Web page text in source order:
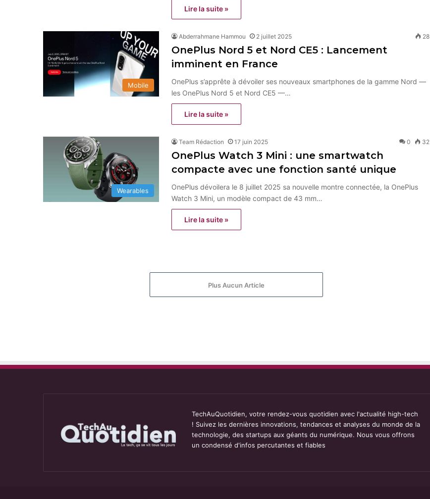
Lire la suite »
Mobile
Abderrahmane Hammou 2 juillet 2025 28
OnePlus Nord 5 et Nord CE5 : Lancement
imminent en France
OnePlus s’apprête à dévoiler ses nouveaux smartphones de la gamme Nord —
les OnePlus Nord 5 et Nord CE5 —…
Lire la suite »
Wearables
Team Rédaction 17 juin 2025 0 32
OnePlus Watch 3 Mini : une smartwatch
compacte avec une fonction santé unique
OnePlus dévoilera le 8 juillet 2025 sa nouvelle montre connectée, la OnePlus
Watch 3 Mini, un modèle compact de 43 mm…
Lire la suite »
Plus Aucun Article
TechAuQuotidien, votre rendez-vous quotidien avec l'actualité high-tech
! Suivez les dernières innovations, tendances et analyses du monde de la
technologie, des startups aux géants du numérique. Nous vous offrons
un condensé d'infos percutantes et fiables